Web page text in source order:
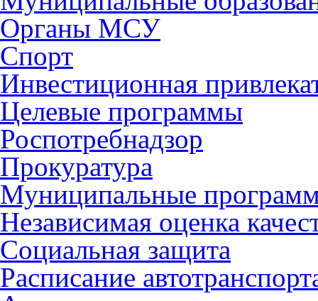
Органы МСУ
Спорт
Инвестиционная
Целевые программы
Роспотребнадзор
Прокуратура
Муниципальные
Независимая оценка
Социальная защита
Расписание